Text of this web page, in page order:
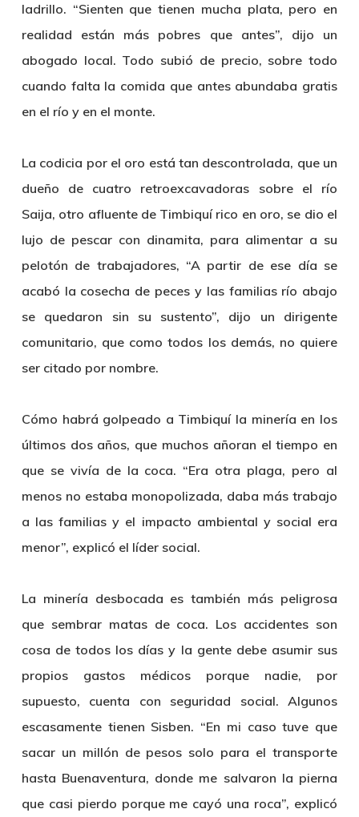
ladrillo. “Sienten que tienen mucha plata, pero en
realidad están más pobres que antes”, dijo un
abogado local. Todo subió de precio, sobre todo
cuando falta la comida que antes abundaba gratis
en el río y en el monte.
La codicia por el oro está tan descontrolada, que un
dueño de cuatro retroexcavadoras sobre el río
Saija, otro afluente de Timbiquí rico en oro, se dio el
lujo de pescar con dinamita, para alimentar a su
pelotón de trabajadores, “A partir de ese día se
acabó la cosecha de peces y las familias río abajo
se quedaron sin su sustento”, dijo un dirigente
comunitario, que como todos los demás, no quiere
ser citado por nombre.
Cómo habrá golpeado a Timbiquí la minería en los
últimos dos años, que muchos añoran el tiempo en
que se vivía de la coca. “Era otra plaga, pero al
menos no estaba monopolizada, daba más trabajo
a las familias y el impacto ambiental y social era
menor”, explicó el líder social.
La minería desbocada es también más peligrosa
que sembrar matas de coca. Los accidentes son
cosa de todos los días y la gente debe asumir sus
propios gastos médicos porque nadie, por
supuesto, cuenta con seguridad social. Algunos
escasamente tienen Sisben. “En mi caso tuve que
sacar un millón de pesos solo para el transporte
hasta Buenaventura, donde me salvaron la pierna
que casi pierdo porque me cayó una roca”, explicó